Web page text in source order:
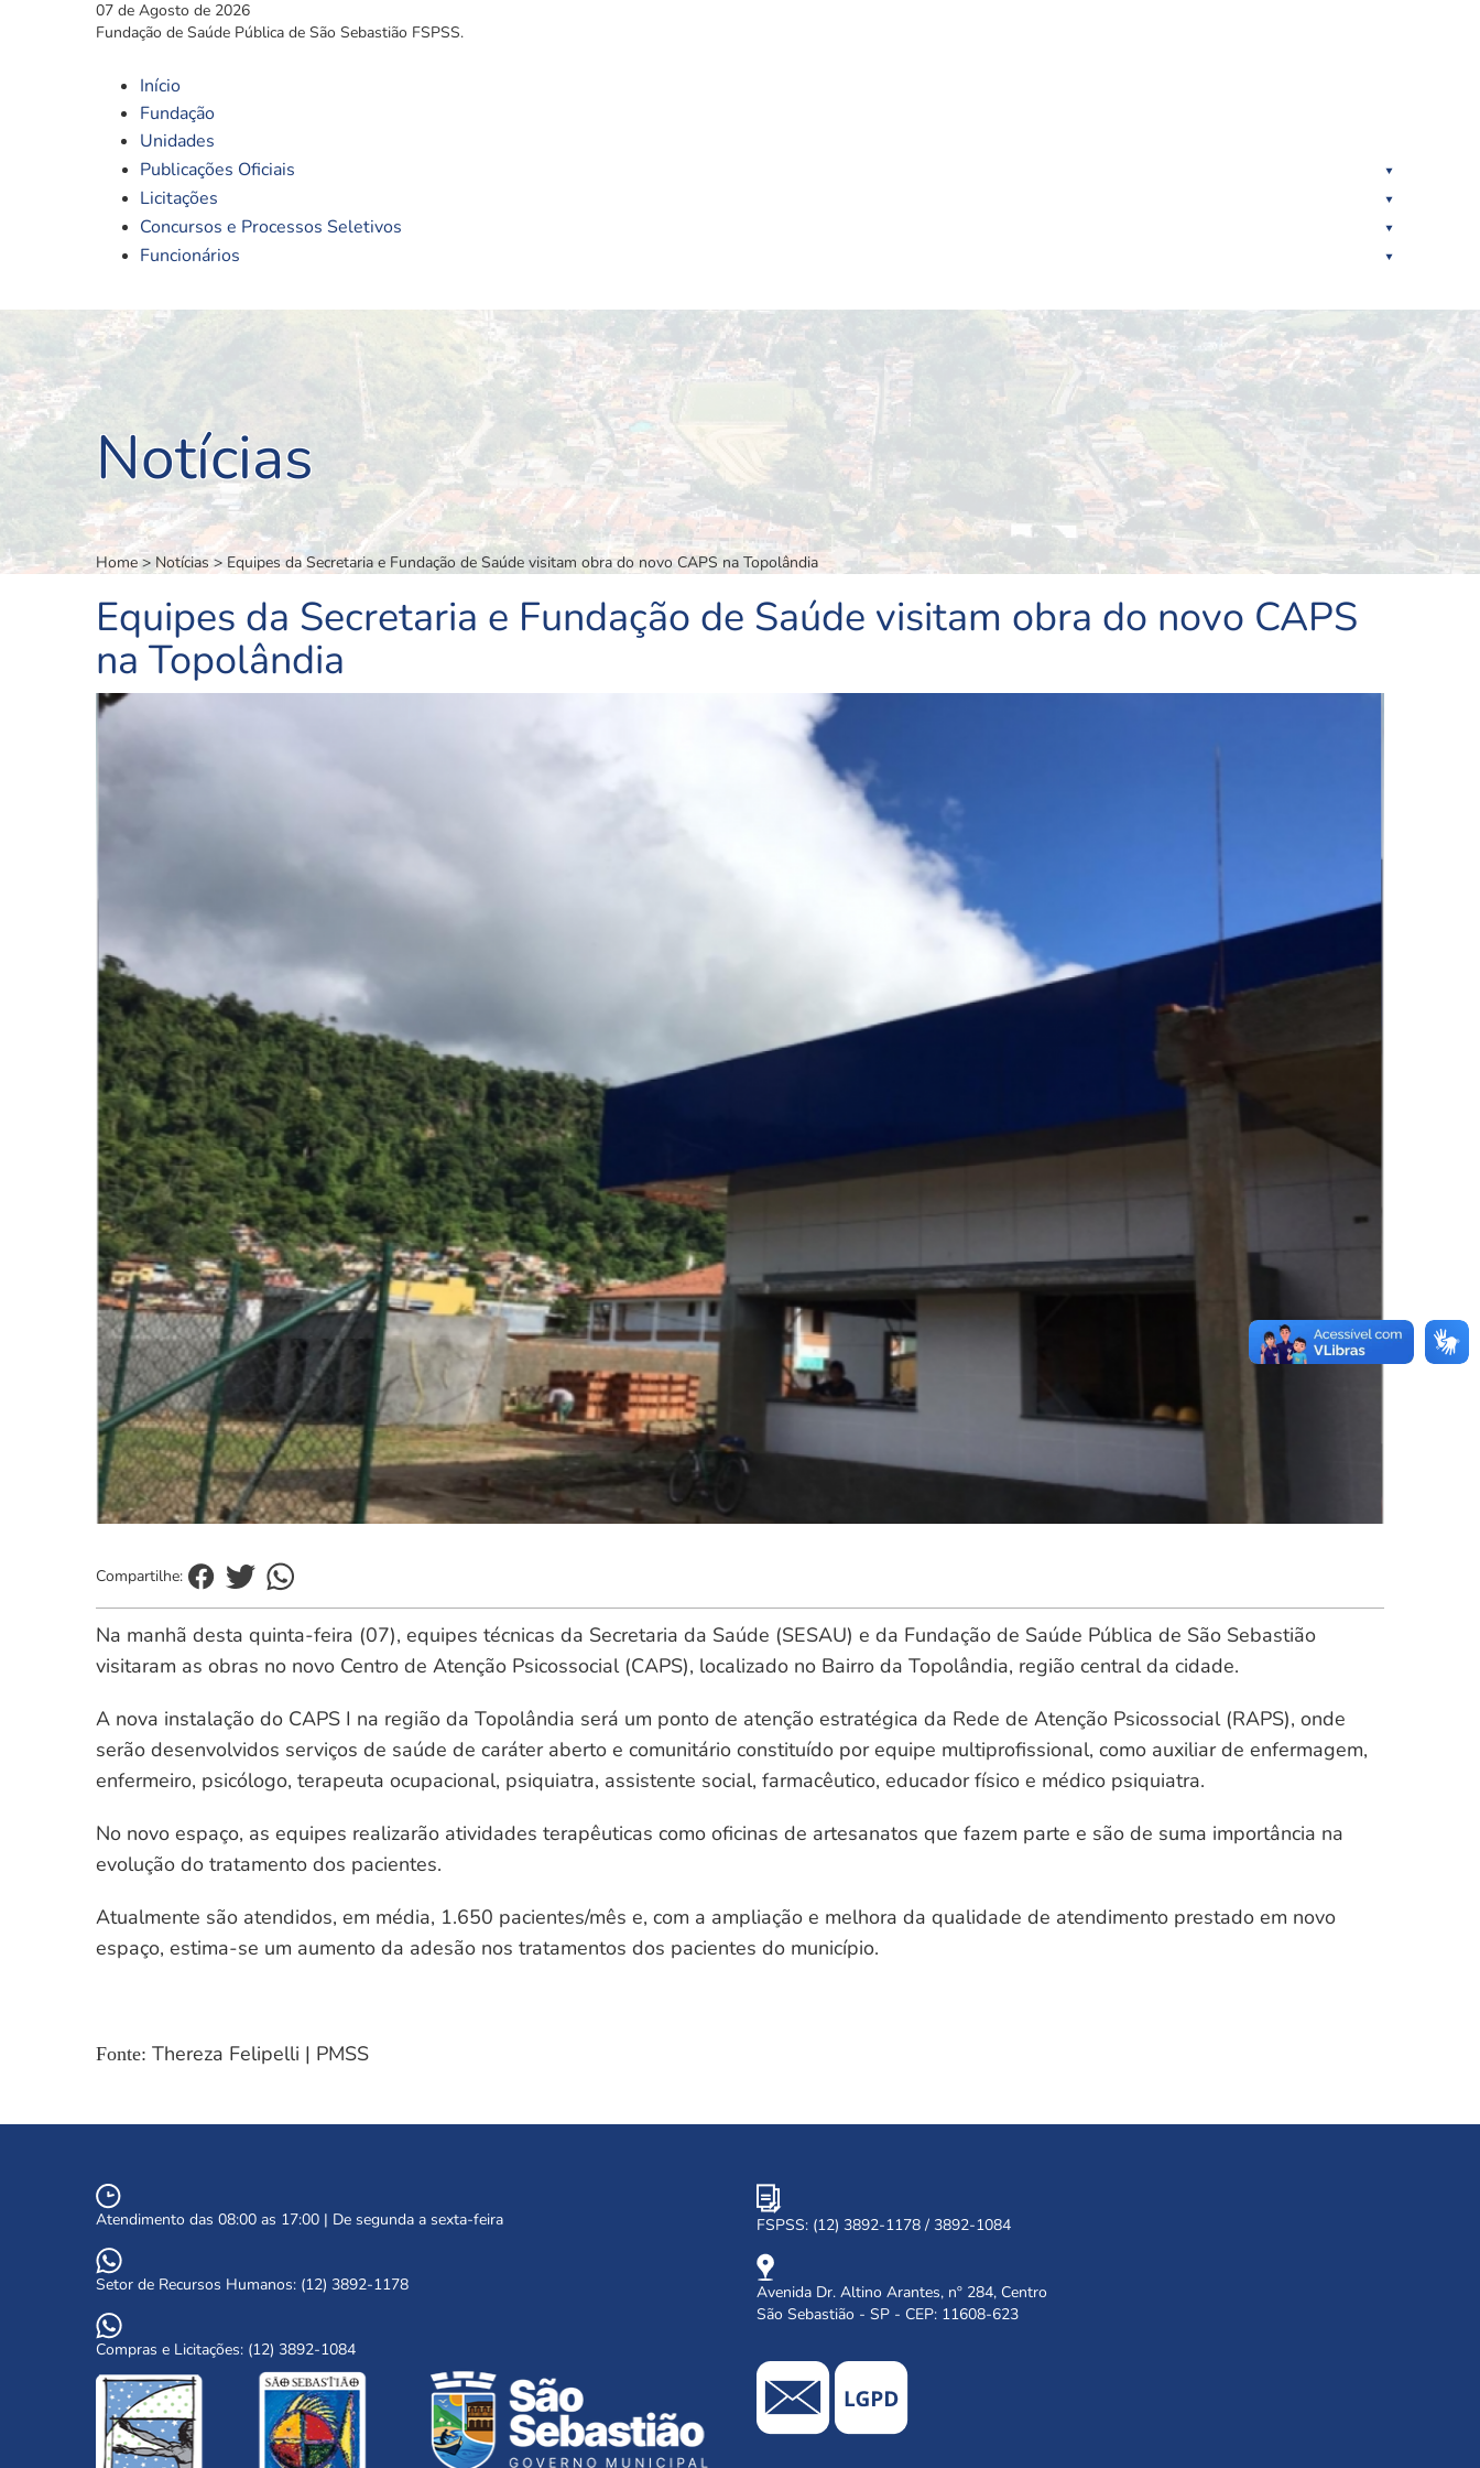
07 de Agosto de 2026
Fundação de Saúde Pública de São Sebastião FSPSS.
Início
Fundação
Unidades
Publicações Oficiais
Licitações
Concursos e Processos Seletivos
Funcionários
Notícias
Home> Notícias > Equipes da Secretaria e Fundação de Saúde visitam obra do novo CAPS na Topolândia
Equipes da Secretaria e Fundação de Saúde visitam obra do novo CAPS
na Topolândia
Compartilhe:
Na manhã desta quinta-feira (07), equipes técnicas da Secretaria da Saúde (SESAU) e da Fundação de Saúde Pública de São Sebastião
visitaram as obras no novo Centro de Atenção Psicossocial (CAPS), localizado no Bairro da Topolândia, região central da cidade.
A nova instalação do CAPS I na região da Topolândia será um ponto de atenção estratégica da Rede de Atenção Psicossocial (RAPS), onde
serão desenvolvidos serviços de saúde de caráter aberto e comunitário constituído por equipe multiprofissional, como auxiliar de enfermagem,
enfermeiro, psicólogo, terapeuta ocupacional, psiquiatra, assistente social, farmacêutico, educador físico e médico psiquiatra.
No novo espaço, as equipes realizarão atividades terapêuticas como oficinas de artesanatos que fazem parte e são de suma importância na
evolução do tratamento dos pacientes.
Atualmente são atendidos, em média, 1.650 pacientes/mês e, com a ampliação e melhora da qualidade de atendimento prestado em novo
espaço, estima-se um aumento da adesão nos tratamentos dos pacientes do município.
Fonte: Thereza Felipelli | PMSS
Atendimento das 08:00 as 17:00 | De segunda a sexta-feira
Setor de Recursos Humanos: (12) 3892-1178
Compras e Licitações: (12) 3892-1084
FSPSS: (12) 3892-1178 / 3892-1084
Avenida Dr. Altino Arantes, nº 284, Centro
São Sebastião - SP - CEP: 11608-623